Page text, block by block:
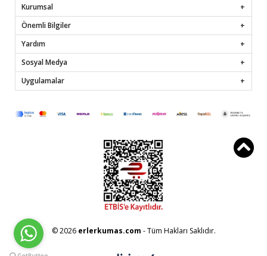
Kurumsal
Önemli Bilgiler
Yardım
Sosyal Medya
Uygulamalar
© 2026 erlerkumas.com - Tüm Hakları Saklıdır.